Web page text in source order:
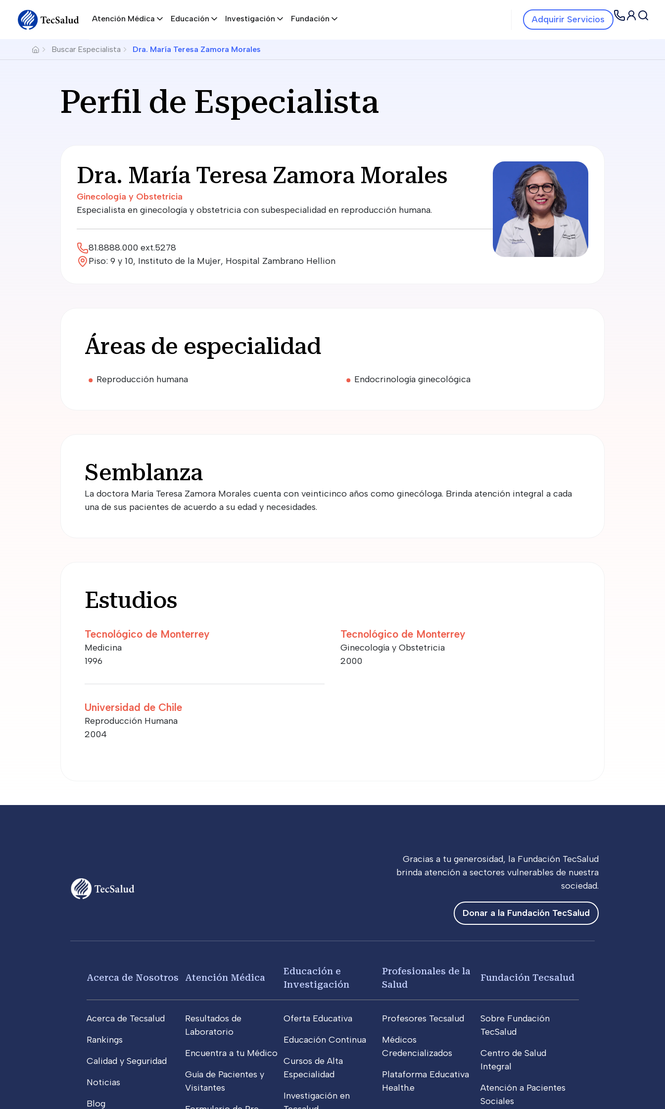
Atención Médica Educación Investigación Fundación
Navbar Servicios
Adquirir Servicios
Navbar
BreadcrumbBuscar Especialista Dra. María Teresa Zamora Morales
Perfil de Especialista
Dra. María Teresa Zamora Morales
Ginecología y Obstetricia
Especialista en ginecología y obstetricia con subespecialidad en reproducción humana.
81.8888.000 ext.5278
Piso: 9 y 10, Instituto de la Mujer, Hospital Zambrano Hellion
Áreas de especialidad
Reproducción humana Endocrinología ginecológica
Semblanza
La doctora María Teresa Zamora Morales cuenta con veinticinco años como ginecóloga. Brinda atención integral a cada
una de sus pacientes de acuerdo a su edad y necesidades.
Estudios
Tecnológico de Monterrey
Medicina
1996
Tecnológico de Monterrey
Ginecología y Obstetricia
2000
Universidad de Chile
Reproducción Humana
2004
Gracias a tu generosidad, la Fundación TecSalud
brinda atención a sectores vulnerables de nuestra
sociedad.
Donar a la Fundación TecSalud
Acerca de Nosotros
Acerca de Tecsalud
Rankings
Calidad y Seguridad
Noticias
Blog
Atención Médica
Resultados de
Laboratorio
Encuentra a tu Médico
Guía de Pacientes y
Visitantes
Educación e
Investigación
Oferta Educativa
Educación Continua
Cursos de Alta
Especialidad
Investigación en
Profesionales de la
Salud
Profesores Tecsalud
Médicos
Credencializados
Plataforma Educativa
Health.e
Fundación Tecsalud
Sobre Fundación
TecSalud
Centro de Salud
Integral
Atención a Pacientes
Sociales